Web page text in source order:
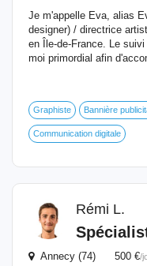
Je m'appelle Eva, alias
designer) / directrice
en Île-de-France. Le
moi primordial afin
Graphiste Bannière
Communication digitale
Rémi L.
Annecy (74) 500 €/